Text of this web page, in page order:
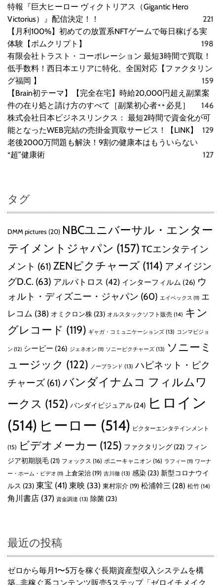
徹
解
】
特報『巨大ヒーロー ヴィクトリアス（Gigantic Hero
Victorius）』配信決定！！
221
【月利100%】初めての放置系NFTゲームで毎日稼げる実
体験【ボムクリプト】
198
有限会社トラスト・コーポレーション 最短3時間で買取！
低手数料！西日本エリアに特化、全国対応【ファクタリン
グ福岡 】
159
【Brain初テーマ】【完全在宅】時給20,000円超え副業案
件の在り処と請け方のすべて［副業初心者
必見］
146
株式会社日本ビジネスリンクス： 最短2時間で資金化が可
能となったWEB完結の売掛金買取サービス！【LINK】
129
老後2000万問題も解決！9割の健康本はもういらない
“超”健康術
127
タグ
DMM pictures (20) NBCユニバーサル・エンター
テイメントジャパン (157) TCエンタテイン
メント (61) ZENピクチャーズ (114) アメイジン
グD.C. (63) アルバトロス (42) インターフィルム (26) ウ
ォルト・ディズニー・ジャパン (60) エイベックス (11) エ
レコム (38) オミクロン株 (23) オルスタックソフト販売 (14) キン
グレコード (119) ギャガ・コミュニケーションズ (13) コンマビジョ
ン (12) シービー (26) ジェネオン (11) ソニーピクチャーズ (13) ソニーミ
ュージック (122) ノーブランド (13) ハピネット・ピク
チャーズ (61) バンダイナムコ フィルムワ
ークス (152) バンダイビジュアル (24) ヒロイン
(514) ヒーロー (514) ビクターエンタテインメント
(15) ビデオメーカー (125) ファクタリング (22) フィン
ジア初期脱毛 (21) フォックス (16) ポニーキャニオン (16) ラフィー (11) ワーナ
ー・ホーム・ビデオ (11) 上倉栄治 (19) 吉川徹 (13) 感染 (23) 新型コロナウイ
ルス (23) 東宝 (41) 東映 (33) 東村宗介 (19) 松浦幹三 (28) 松竹 (14)
角川書店 (37) 資金調達 (13) 除菌 (23)
最近の投稿
ゼロから毎月1〜5万を稼ぐ長期資産型収入システムを構
築…非稼ぐ系コンテンツ販売5ステップ「ゼロイチメイク